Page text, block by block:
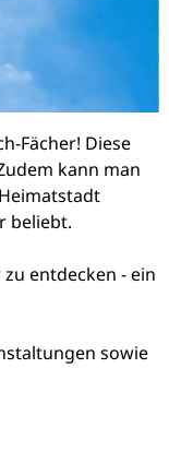
Fächer! Diese
kann man
beliebt.
entdecken - ein
sowie